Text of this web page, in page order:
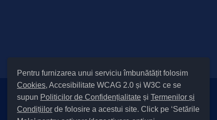
Pentru furnizarea unui serviciu îmbunătățit folosim
Cookies, Accesibilitate WCAG 2.0 și W3C ce se
supun Politicilor de Confidențialitate și Termenilor și
Condițiilor de folosire a acestui site. Click pe ‘Setările
Setări Cookies și Accesibilitate